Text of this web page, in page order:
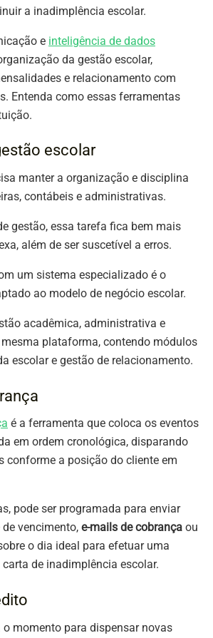
a inadimplência escolar.
e inteligência de dados
da gestão escolar,
e relacionamento com
Entenda como essas ferramentas
escolar
manter a organização e disciplina
contábeis e administrativas.
gestão, essa tarefa fica bem mais
além de ser suscetível a erros.
um sistema especializado é o
ao modelo de negócio escolar.
acadêmica, administrativa e
plataforma, contendo módulos
escolar e gestão de relacionamento.
é a ferramenta que coloca os eventos
em ordem cronológica, disparando
conforme a posição do cliente em
pode ser programada para enviar
vencimento, e-mails de cobrança ou
o dia ideal para efetuar uma
carta de inadimplência escolar.
o momento para dispensar novas